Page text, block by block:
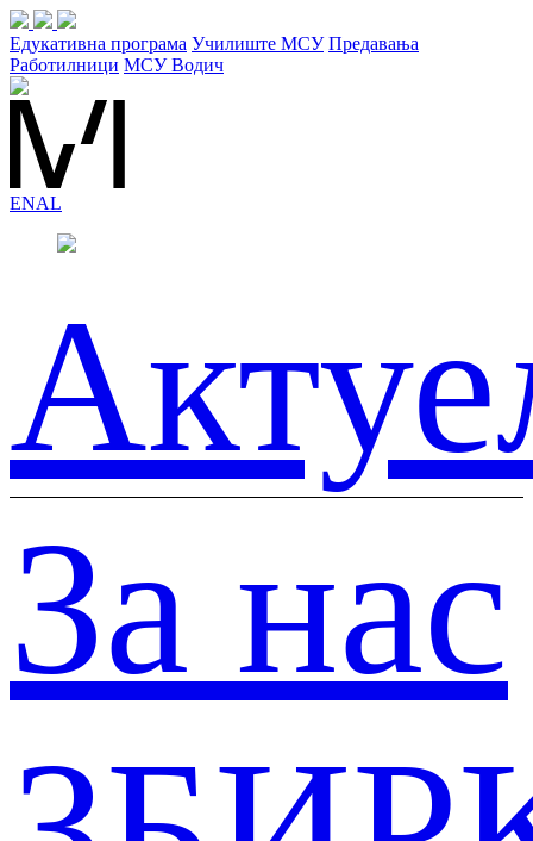
Едукативна програма Училиште МСУ Предавања
Работилници МСУ Водич
ENAL
За нас